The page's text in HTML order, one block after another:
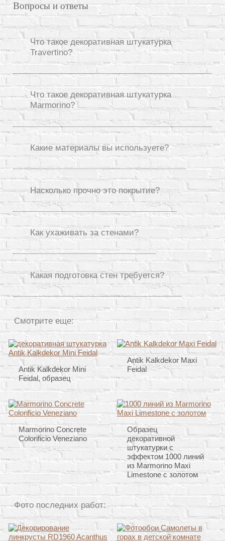
Вопросы и ответы
Что такое декоративная штукатурка
Travertino?
Что такое декоративная штукатурка
Marmorino?
Какие материалы вы используете?
Насколько прочно это покрытие?
Как ухаживать за стенами?
Какая подготовка стен требуется?
Смотрите еще:
Antik Kalkdekor Mini
Feidal, образец
Antik Kalkdekor Maxi
Feidal
Marmorino Concrete
Colorificio Veneziano
Образец
декоративной
штукатурки с
эффектом 1000 линий
из Marmorino Maxi
Limestone с золотом
Фото последних работ: